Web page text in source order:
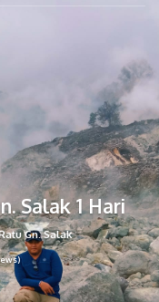
Salak 1 Hari
Gn. Salak